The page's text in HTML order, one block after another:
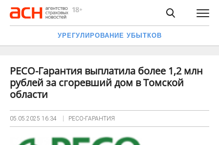
УРЕГУЛИРОВАНИЕ УБЫТКОВ
РЕСО-Гарантия выплатила более 1,2 млн
рублей за сгоревший дом в Томской
области
05.05.2025 16:34 РЕСО-ГАРАНТИЯ